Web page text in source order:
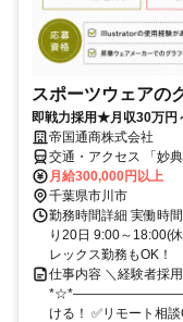
スポーツウェアの
即戦力採用★月収30万円
帝国通商株式会社
交通・アクセス 「妙
月給300,000円以上
千葉県市川市
勤務時間詳細 実働時
り20日 9:00～18:00(
レックス勤務もOK！
仕事内容 ＼経験者採
ける！ ✅リモート相